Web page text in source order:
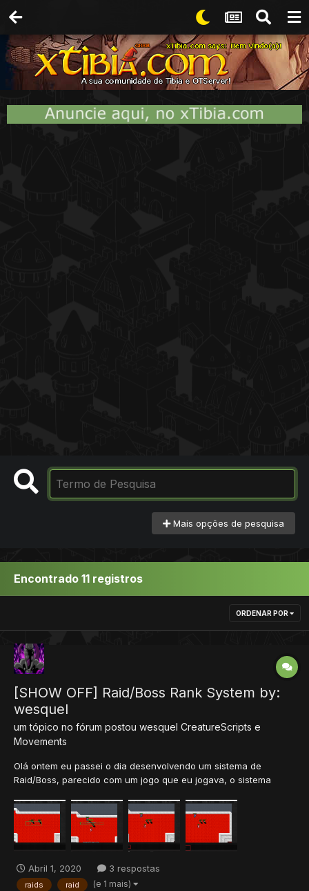
Mais opções de pesquisa
Encontrado 11 registros
ORDENAR POR
[SHOW OFF] Raid/Boss Rank System by:
wesquel
um tópico no fórum postou wesquel CreatureScripts e
Movements
Olá ontem eu passei o dia desenvolvendo um sistema de
Raid/Boss, parecido com um jogo que eu jogava, o sistema
chances melhores de obter itens mais raros. O sistema possui
rank para os 3 players que deram mais dano ter chances d...
Abril 1, 2020 3 respostas
raids raid (e 1 mais)